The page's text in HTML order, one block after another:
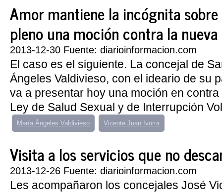
Amor mantiene la incógnita
pleno una moción contra la
2013-12-30 Fuente: diarioinformacion.com
El caso es el siguiente. La concejal de
Ángeles Valdivieso, con el ideario de su
va a presentar hoy una moción en
Ley de Salud Sexual y de Interrupción
María Ángeles Valdivieso Vicente Juan Ivorra
Visita a los servicios que no
2013-12-26 Fuente: diarioinformacion.com
Les acompañaron los concejales José